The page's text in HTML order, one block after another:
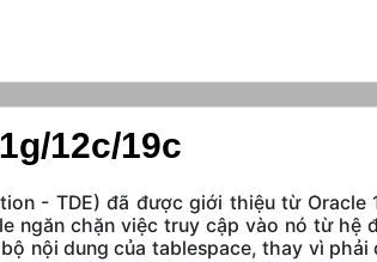
12c/19c
- TDE) đã được giới thiệu từ Oracle
ngăn chặn việc truy cập vào nó từ hệ
nội dung của tablespace, thay vì phải